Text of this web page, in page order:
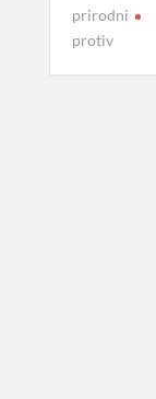
prirodni
protiv